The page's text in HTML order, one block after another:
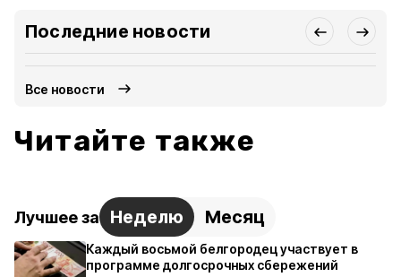
Последние новости
Все новости
Читайте также
Лучшее за Неделю Месяц
Каждый восьмой белгородец участвует в
программе долгосрочных сбережений